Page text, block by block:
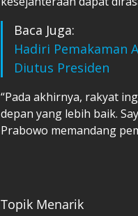
Baca Juga:
Hadiri Pemakaman
Diutus Presiden
“Pada akhirnya, rakyat
depan yang lebih baik.
Prabowo memandang
Topik Menarik